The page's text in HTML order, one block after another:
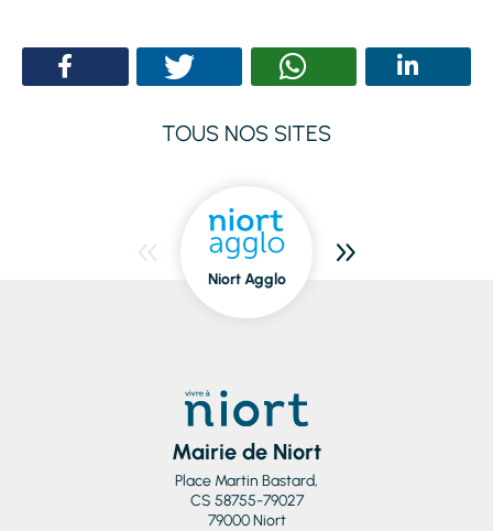
TOUS NOS SITES
Niort Agglo
Mairie de Niort
Place Martin Bastard,
CS 58755-79027
79000 Niort